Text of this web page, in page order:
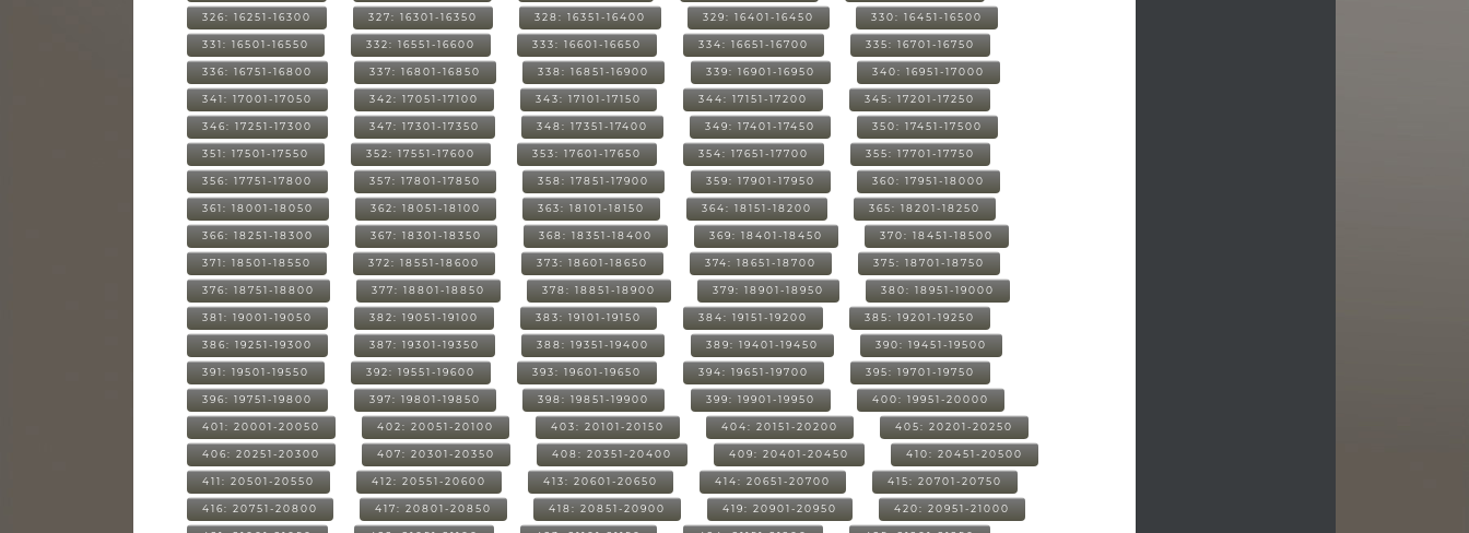
326: 16251-16300 327: 16301-16350 328: 16351-16400 329: 16401-16450 330: 16451-16500
331: 16501-16550 332: 16551-16600 333: 16601-16650 334: 16651-16700 335: 16701-16750
336: 16751-16800 337: 16801-16850 338: 16851-16900 339: 16901-16950 340: 16951-17000
341: 17001-17050 342: 17051-17100 343: 17101-17150 344: 17151-17200 345: 17201-17250
346: 17251-17300 347: 17301-17350 348: 17351-17400 349: 17401-17450 350: 17451-17500
351: 17501-17550 352: 17551-17600 353: 17601-17650 354: 17651-17700 355: 17701-17750
356: 17751-17800 357: 17801-17850 358: 17851-17900 359: 17901-17950 360: 17951-18000
361: 18001-18050 362: 18051-18100 363: 18101-18150 364: 18151-18200 365: 18201-18250
366: 18251-18300 367: 18301-18350 368: 18351-18400 369: 18401-18450 370: 18451-18500
371: 18501-18550 372: 18551-18600 373: 18601-18650 374: 18651-18700 375: 18701-18750
376: 18751-18800 377: 18801-18850 378: 18851-18900 379: 18901-18950 380: 18951-19000
381: 19001-19050 382: 19051-19100 383: 19101-19150 384: 19151-19200 385: 19201-19250
386: 19251-19300 387: 19301-19350 388: 19351-19400 389: 19401-19450 390: 19451-19500
391: 19501-19550 392: 19551-19600 393: 19601-19650 394: 19651-19700 395: 19701-19750
396: 19751-19800 397: 19801-19850 398: 19851-19900 399: 19901-19950 400: 19951-20000
401: 20001-20050 402: 20051-20100 403: 20101-20150 404: 20151-20200 405: 20201-20250
406: 20251-20300 407: 20301-20350 408: 20351-20400 409: 20401-20450 410: 20451-20500
411: 20501-20550 412: 20551-20600 413: 20601-20650 414: 20651-20700 415: 20701-20750
416: 20751-20800 417: 20801-20850 418: 20851-20900 419: 20901-20950 420: 20951-21000